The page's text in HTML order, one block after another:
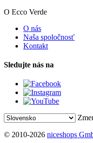
O Ecco Verde
O nás
Naša spoločnosť
Kontakt
Sledujte nás na
© 2010-2026 niceshops